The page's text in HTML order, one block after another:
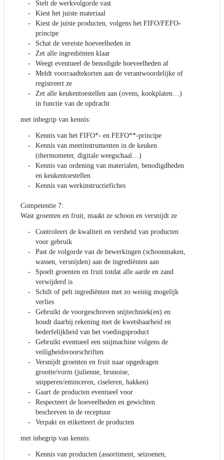
Stelt de werkvolgorde vast
Kiest het juiste materiaal
Kiest de juiste producten, volgens het FIFO/FEFO-
principe
Schat de vereiste hoeveelheden in
Zet alle ingrediënten klaar
Weegt eventueel de benodigde hoeveelheden af
Meldt voorraadtekorten aan de verantwoordelijke of
registreert ze
Zet alle keukentoestellen aan (ovens, kookplaten…)
in functie van de opdracht
met inbegrip van kennis:
Kennis van het FIFO*- en FEFO**-principe
Kennis van meetinstrumenten in de keuken
(thermometer, digitale weegschaal…)
Kennis van ordening van materialen, benodigdheden
en keukentoestellen
Kennis van werkinstructiefiches
Competentie 7:
Wast groenten en fruit, maakt ze schoon en versnijdt ze
Controleert de kwaliteit en versheid van producten
voor gebruik
Past de volgorde van de bewerkingen (schoonmaken,
wassen, versnijden) aan de ingrediënten aan
Spoelt groenten en fruit totdat alle aarde en zand
verwijderd is
Schilt of pelt ingrediënten met zo weinig mogelijk
verlies
Gebruikt de voorgeschreven snijtechniek(en) en
houdt daarbij rekening met de kwetsbaarheid en
bederfelijkheid van het voedingsproduct
Gebruikt eventueel een snijmachine volgens de
veiligheidsvoorschriften
Versnijdt groenten en fruit naar opgedragen
grootte/vorm (julienne, brunoise,
snipperen/eminceren, ciseleren, hakken)
Gaart de producten eventueel voor
Respecteert de hoeveelheden en gewichten
beschreven in de receptuur
Verpakt en etiketteert de producten
met inbegrip van kennis:
Kennis van producten (assortiment, seizoenen,